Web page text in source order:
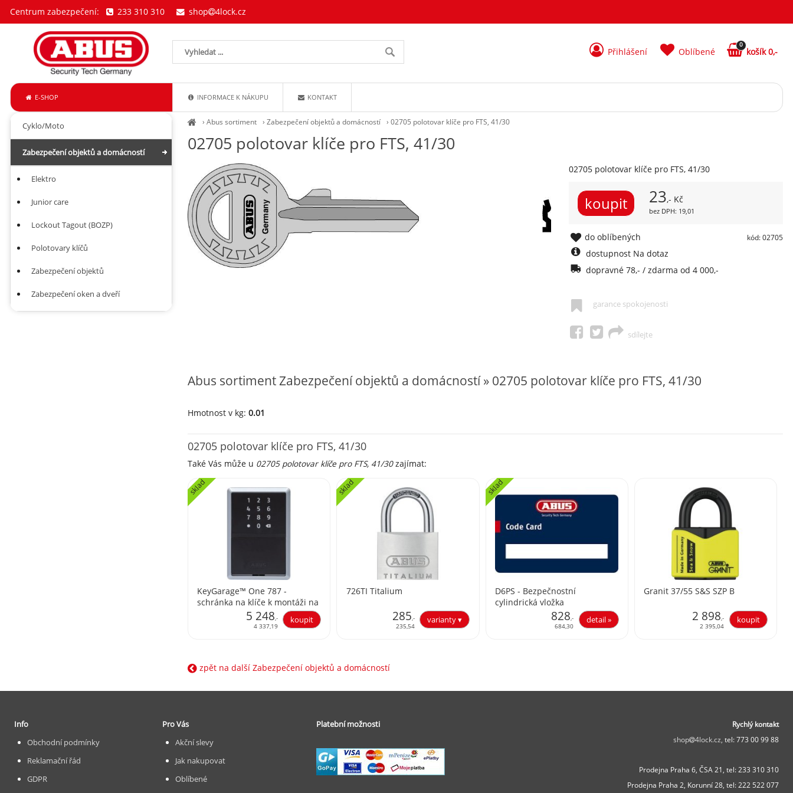
›Abus sortiment ›Zabezpečení objektů a domácností ›02705 polotovar klíče pro FTS, 41/30
02705 polotovar klíče pro FTS, 41/30
02705 polotovar klíče pro FTS, 41/30
23,- Kč
bez DPH: 19,01
kód: 02705
do oblíbených
dostupnost Na dotaz
dopravné 78,- / zdarma od 4 000,-
garance spokojenosti
sdílejte
Abus sortiment Zabezpečení objektů a domácností » 02705 polotovar klíče pro FTS, 41/30
Hmotnost v kg:0.01
02705 polotovar klíče pro FTS, 41/30
Také Vás může u 02705 polotovar klíče pro FTS, 41/30zajímat:
KeyGarage™ One 787 -
schránka na klíče k montáži na
sklad
5 248,-
4 337,19
726TI Titalium
sklad
285,-
235,54
D6PS - Bezpečnostní
cylindrická vložka
sklad
828,-
684,30
Granit 37/55 S&S SZP B
2 898,-
2 395,04
zpět na další Zabezpečení objektů a domácností
Cyklo/Moto
Zabezpečení objektů a domácností
Elektro
Junior care
Lockout Tagout (BOZP)
Polotovary klíčů
Zabezpečení objektů
Zabezpečení oken a dveří
E-SHOP INFORMACE K NÁKUPU KONTAKT
Přihlášení Oblíbené
0
košík 0,-
Centrum zabezpečení: 233 310 310 shop 4lock.cz
Rychlý kontakt
shop
4lock.cz, tel: 773 00 99 88
Prodejna Praha 6, ČSA 21, tel: 233 310 310
Prodejna Praha 2, Korunní 28, tel: 222 522 077
Info
Obchodní podmínky
Reklamační řád
GDPR
Pro Vás
Akční slevy
Jak nakupovat
Oblíbené
Platební možnosti